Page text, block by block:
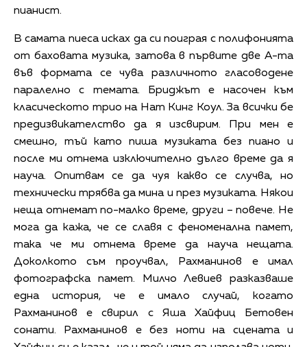
пианист.
В самата пиеса исках да си поиграя с полифонията
от баховата музика, затова в първите две А-та
във формата се чува различното гласоводене
паралелно с темата. Бриджът е насочен към
класическото трио на Нат Кинг Коул. За всички бе
предизвикателство да я изсвирим. При мен е
смешно, тъй като пиша музиката без пиано и
после ми отнема изключително дълго време да я
науча. Опитвам се да чуя какво се случва, но
технически трябва да мина и през музиката. Някои
неща отнемат по-малко време, други – повече. Не
мога да кажа, че се славя с феноменална памет,
така че ми отнема време да науча нещата.
Доколкото съм проучвал, Рахманинов е имал
фотографска памет. Милчо Левиев разказваше
една история, че е имало случай, когато
Рахманинов е свирил с Яша Хайфиц Бетовен
сонати. Рахманинов е без ноти на сцената и